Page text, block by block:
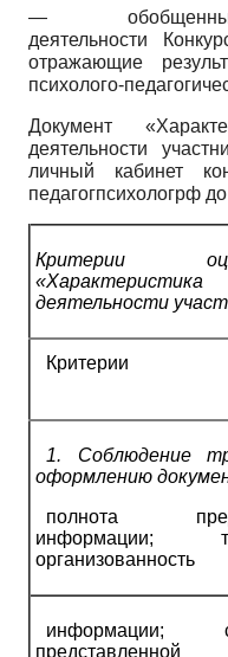
—
деятельности
отражающие
психолого-
Документ
деятельности
личный кабинет
педагогпсихологрф
Критерии
деятельности
Критерии
1. Соблюдение
оформлению
полнота
информации;
организованность
информации;
представленной